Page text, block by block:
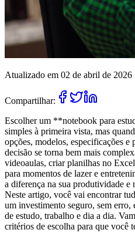
Atualizado em 02 de abril de 2026
Compartilhar:
Escolher um **notebook para
simples à primeira vista, mas
opções, modelos, especificações e
decisão se torna bem mais
videoaulas, criar planilhas no
para momentos de lazer e
a diferença na sua produtividade e
Neste artigo, você vai encontrar
um investimento seguro, sem erro,
de estudo, trabalho e dia a dia.
critérios de escolha para que você